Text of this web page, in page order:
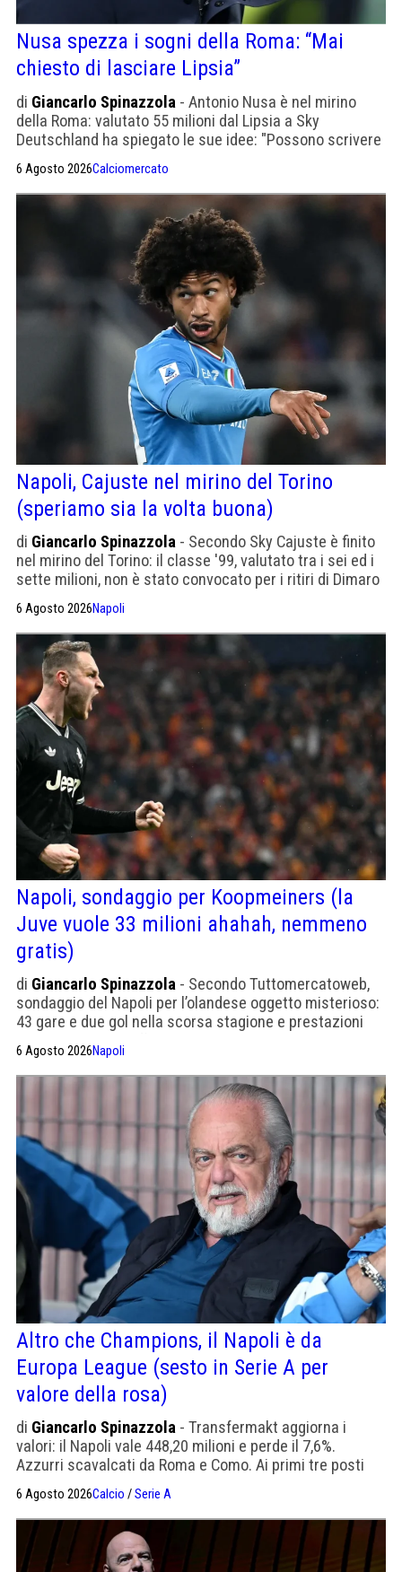
Nusa spezza i sogni della Roma: “Mai
chiesto di lasciare Lipsia”
di Giancarlo Spinazzola - Antonio Nusa è nel mirino
della Roma: valutato 55 milioni dal Lipsia a Sky
Deutschland ha spiegato le sue idee: "Possono scrivere
6 Agosto 2026Calciomercato
Napoli, Cajuste nel mirino del Torino
(speriamo sia la volta buona)
di Giancarlo Spinazzola - Secondo Sky Cajuste è finito
nel mirino del Torino: il classe '99, valutato tra i sei ed i
sette milioni, non è stato convocato per i ritiri di Dimaro
6 Agosto 2026Napoli
Napoli, sondaggio per Koopmeiners (la
Juve vuole 33 milioni ahahah, nemmeno
gratis)
di Giancarlo Spinazzola - Secondo Tuttomercatoweb,
sondaggio del Napoli per l’olandese oggetto misterioso:
43 gare e due gol nella scorsa stagione e prestazioni
quasi sempre insufficienti
6 Agosto 2026Napoli
Altro che Champions, il Napoli è da
Europa League (sesto in Serie A per
valore della rosa)
di Giancarlo Spinazzola - Transfermakt aggiorna i
valori: il Napoli vale 448,20 milioni e perde il 7,6%.
Azzurri scavalcati da Roma e Como. Ai primi tre posti
6 Agosto 2026Calcio /Serie A